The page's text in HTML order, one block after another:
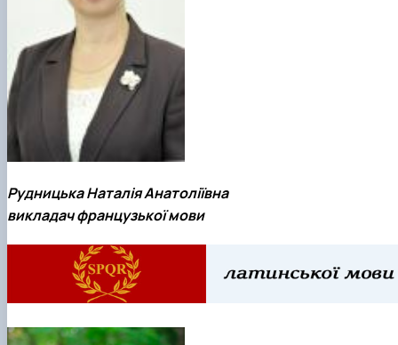
Рудницька Наталія Анатоліївна
викладач французької мови